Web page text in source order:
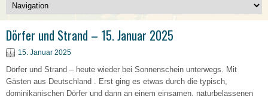
Dörfer und Strand – 15. Januar 2025
15. Januar 2025
Dörfer und Strand – heute wieder bei Sonnenschein unterwegs. Mit
Gästen aus Deutschland . Erst ging es etwas durch die typisch,
dominikanischen Dörfer und dann an einem einsamen, naturbelassenen